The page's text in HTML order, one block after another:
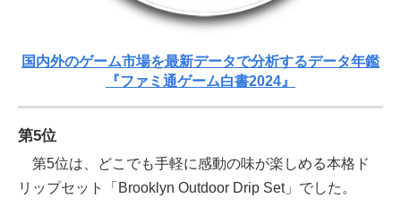
国内外のゲーム市場を最新データで分析するデータ年鑑
『ファミ通ゲーム白書2024』
第5位
第5位は、どこでも手軽に感動の味が楽しめる本格ド
リップセット「Brooklyn Outdoor Drip Set」でした。